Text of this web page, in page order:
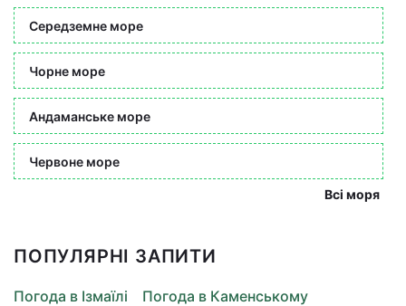
Середземне море
Чорне море
Андаманське море
Червоне море
Всі моря
ПОПУЛЯРНІ ЗАПИТИ
Погода в Ізмаїлі
Погода в Каменському